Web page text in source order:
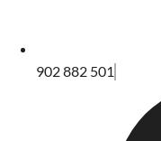
902 882 501